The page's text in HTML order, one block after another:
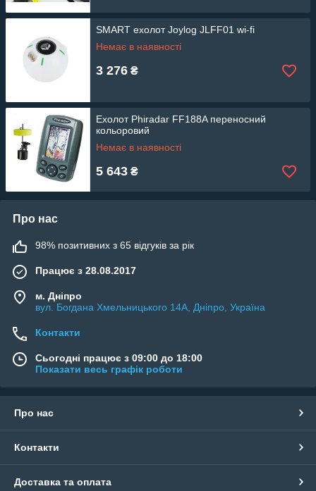
SMART ехолот Joylog JLFF01 wi-fi
Немає в наявності
3 276 ₴
Ехолот Phiradar FF188A переносний
кольоровий
Немає в наявності
5 643 ₴
Про нас
98% позитивних з 65 відгуків за рік
Працює з 28.08.2017
м. Дніпро
вул. Богдана Хмельницького 14А, Дніпро, Україна
Контакти
Сьогодні працює з 09:00 до 18:00
Показати весь графік роботи
Про нас
Контакти
Доставка та оплата